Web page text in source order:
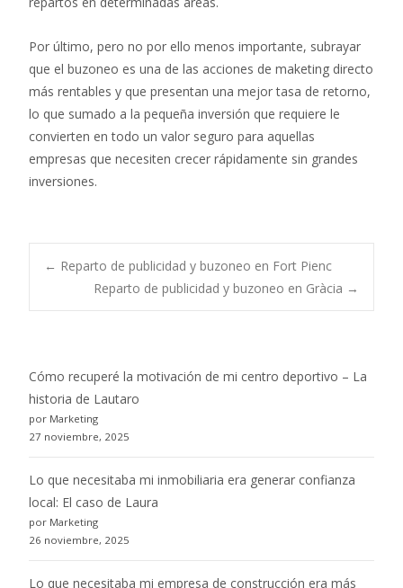
Por último, pero no por ello menos importante, subrayar
que el buzoneo es una de las acciones de maketing directo
más rentables y que presentan una mejor tasa de retorno,
lo que sumado a la pequeña inversión que requiere le
convierten en todo un valor seguro para aquellas
empresas que necesiten crecer rápidamente sin grandes
inversiones.
Post
← Reparto de publicidad y buzoneo en Fort Pienc
Reparto de publicidad y buzoneo en Gràcia →
Cómo recuperé la motivación de mi centro deportivo – La
historia de Lautaro
por Marketing
27 noviembre, 2025
Lo que necesitaba mi inmobiliaria era generar confianza
local: El caso de Laura
por Marketing
26 noviembre, 2025
Lo que necesitaba mi empresa de construcción era más